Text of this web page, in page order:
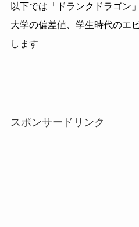
以下では「ドランクドラゴン
大学の偏差値、学生時代のエ
します
スポンサードリンク